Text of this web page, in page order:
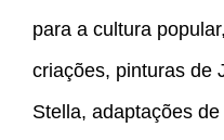
para a cultura
criações, pinturas de
Stella, adaptações